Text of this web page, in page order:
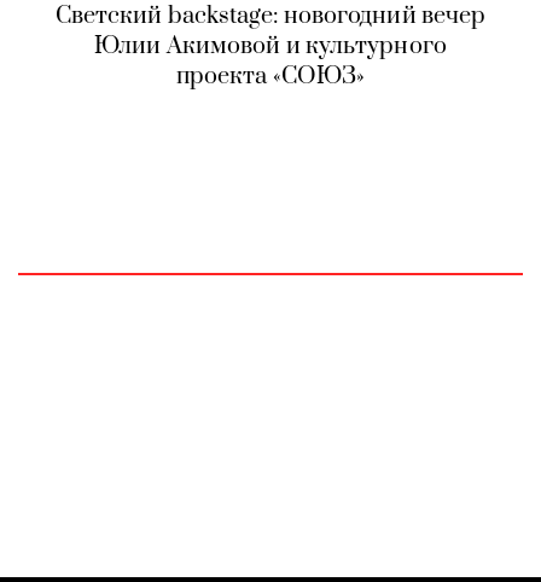
Светский backstage: новогодний вечер
Юлии Акимовой и культурного
проекта «СОЮЗ»